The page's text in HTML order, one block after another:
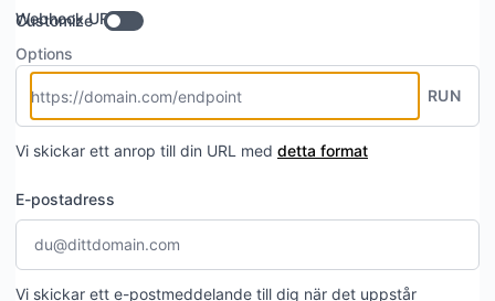
Webhook URL
Customize
Options
RUN
Vi skickar ett anrop till din URL med detta format
E-postadress
Vi skickar ett e-postmeddelande till dig när det uppstår